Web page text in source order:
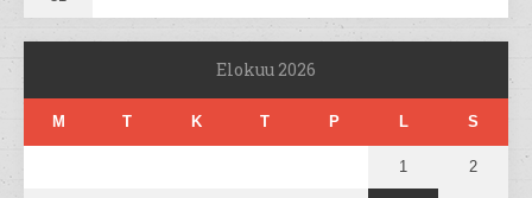
Elokuu 2026
M T K T P L S
1 2